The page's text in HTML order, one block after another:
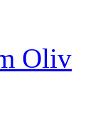
Oliv